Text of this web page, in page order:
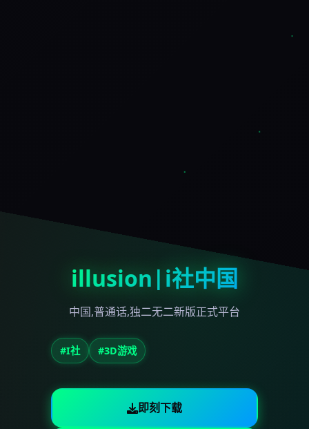
illusion|i社中国
中国,普通话,独二无二新版正式平台
#I社 #3D游戏
即刻下载